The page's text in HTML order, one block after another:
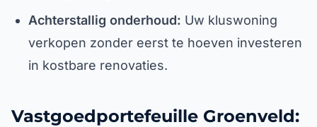
Achterstallig onderhoud: Uw kluswoning
verkopen zonder eerst te hoeven investeren
in kostbare renovaties.
Vastgoedportefeuille Groenveld: